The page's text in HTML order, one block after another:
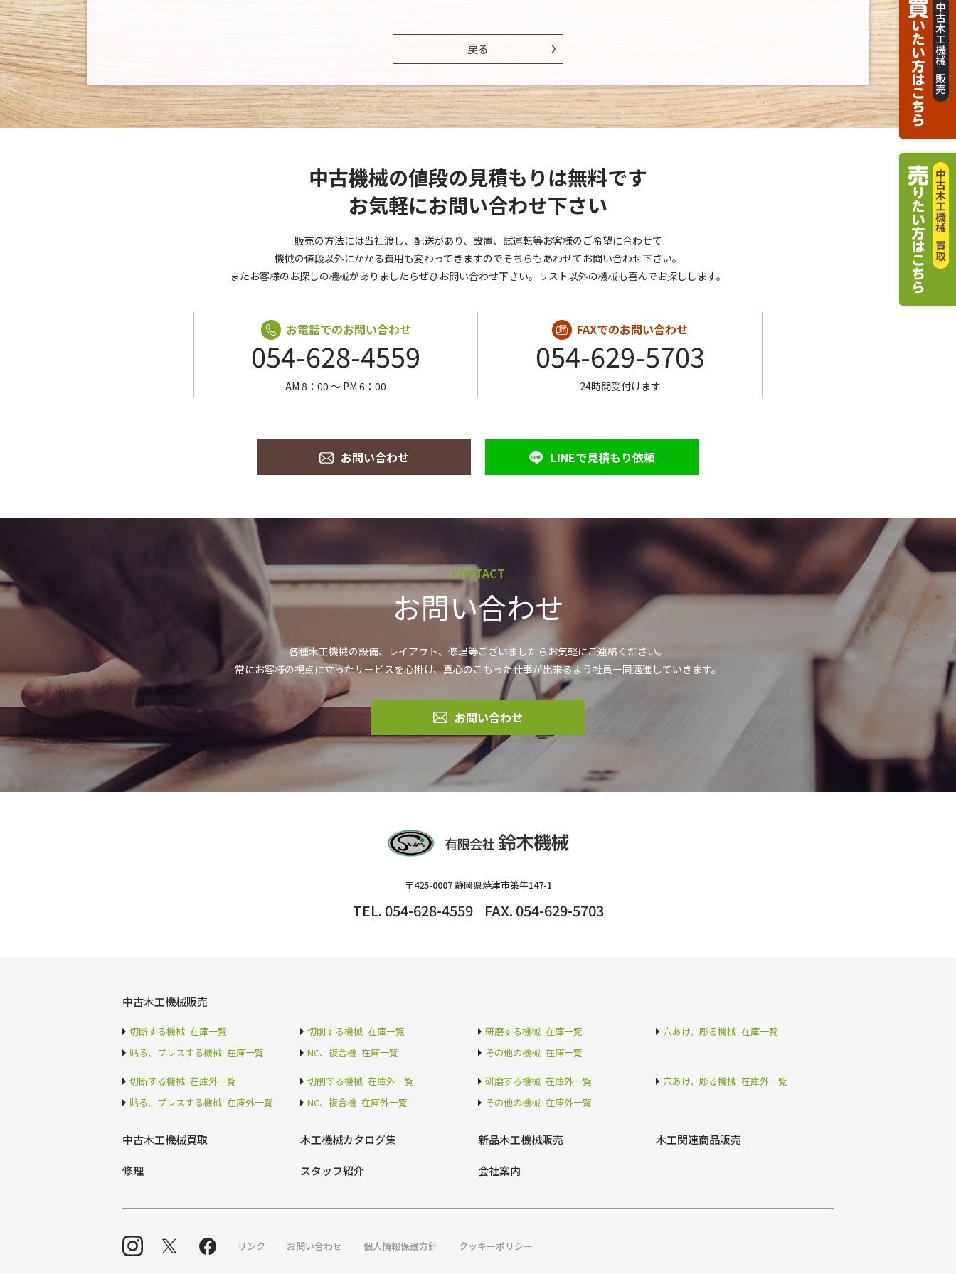
戻る
中古機械の値段の見積もりは無料です
お気軽にお問い合わせ下さい
販売の方法には当社渡し、配送があり、設置、試運転等お客様のご希望に合わせて
機械の値段以外にかかる費用も変わってきますのでそちらもあわせてお問い合わせ下さい。
またお客様のお探しの機械がありましたらぜひお問い合わせ下さい。リスト以外の機械も喜んでお探しします。
お電話でのお問い合わせ
054-628-4559
AM 8：00 〜 PM 6：00
FAXでのお問い合わせ
054-629-5703
24時間受付けます
お問い合わせ LINEで見積もり依頼
CONTACT
お問い合わせ
各種木工機械の設備、レイアウト、修理等ございましたらお気軽にご連絡ください。
常にお客様の視点に立ったサービスを心掛け、真心のこもった仕事が出来るよう社員一同邁進していきます。
お問い合わせ
〒425-0007 静岡県焼津市策牛147-1
TEL. 054-628-4559 FAX. 054-629-5703
中古木工機械販売
切断する機械 在庫一覧 切削する機械 在庫一覧 研磨する機械 在庫一覧
穴あけ、彫る機械 在庫一覧
貼る、プレスする機械 在庫一覧
NC、複合機 在庫一覧 その他の機械 在庫一覧
切断する機械 在庫外一覧 切削する機械 在庫外一覧 研磨する機械 在庫外一覧
穴あけ、彫る機械 在庫外一覧
貼る、プレスする機械 在庫外一覧
NC、複合機 在庫外一覧 その他の機械 在庫外一覧
中古木工機械買取 木工機械カタログ集 新品木工機械販売 木工関連商品販売
修理 スタッフ紹介 会社案内
リンク お問い合わせ 個人情報保護方針 クッキーポリシー